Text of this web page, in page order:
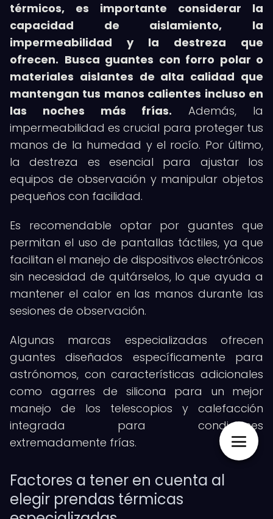
térmicos, es importante considerar la
capacidad de aislamiento, la
impermeabilidad y la destreza que
ofrecen. Busca guantes con forro polar o
materiales aislantes de alta calidad que
mantengan tus manos calientes incluso en
las noches más frías. Además, la
impermeabilidad es crucial para proteger tus
manos de la humedad y el rocío. Por último,
la destreza es esencial para ajustar los
equipos de observación y manipular objetos
pequeños con facilidad.
Es recomendable optar por guantes que
permitan el uso de pantallas táctiles, ya que
facilitan el manejo de dispositivos electrónicos
sin necesidad de quitárselos, lo que ayuda a
mantener el calor en las manos durante las
sesiones de observación.
Algunas marcas especializadas ofrecen
guantes diseñados específicamente para
astrónomos, con características adicionales
como agarres de silicona para un mejor
manejo de los telescopios y calefacción
integrada para condiciones
extremadamente frías.
Factores a tener en cuenta al
elegir prendas térmicas